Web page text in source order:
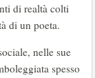
di realtà colti
di un poeta.
nelle sue
spesso